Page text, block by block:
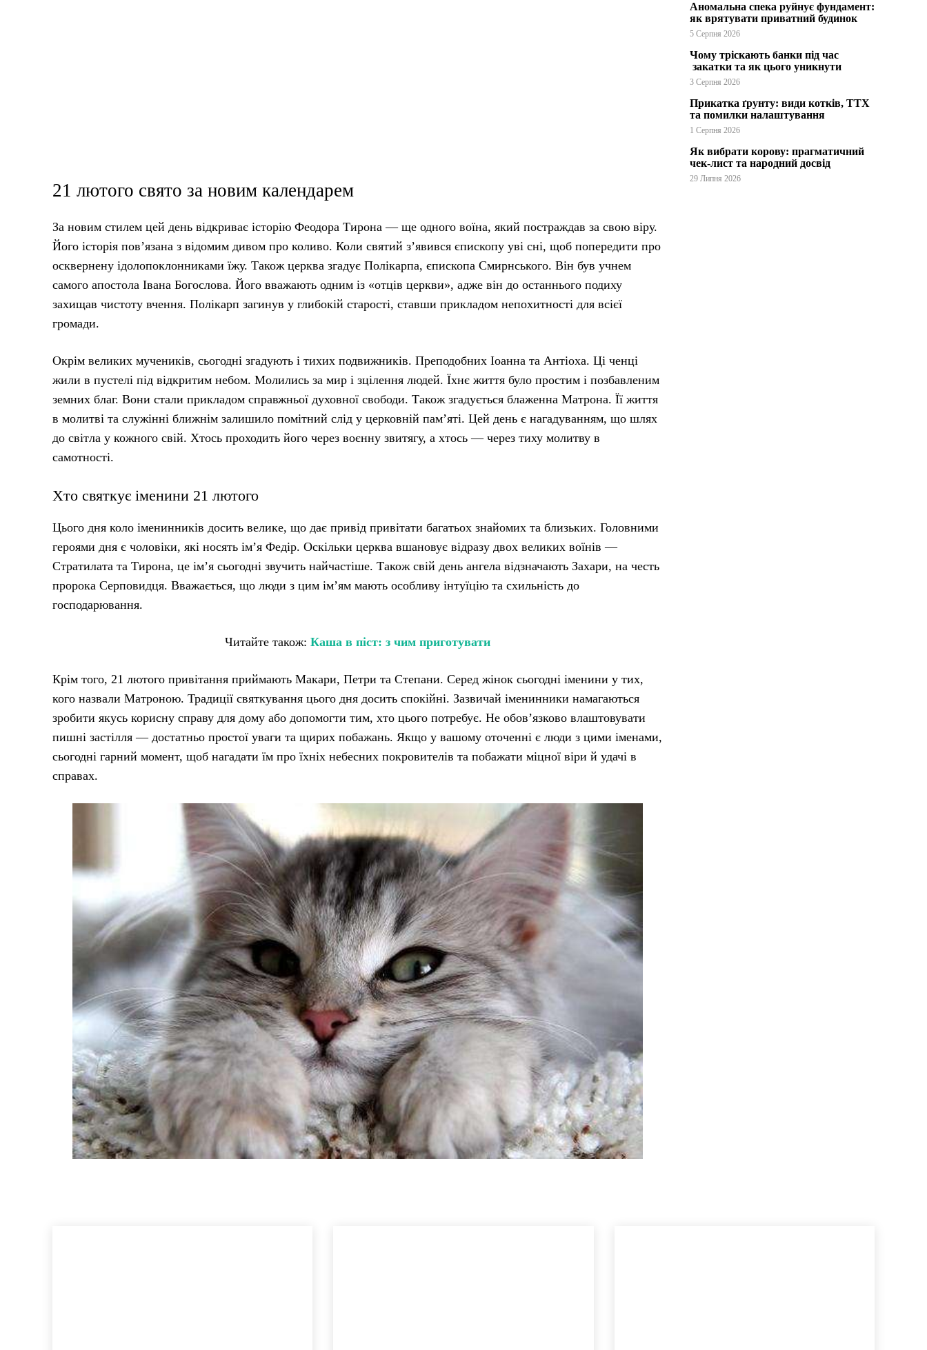
21 лютого свято за новим календарем
За новим стилем цей день відкриває історію Феодора Тирона — ще одного воїна, який постраждав за свою віру.
Його історія пов’язана з відомим дивом про коливо. Коли святий з’явився єпископу уві сні, щоб попередити про
осквернену ідолопоклонниками їжу. Також церква згадує Полікарпа, єпископа Смирнського. Він був учнем
самого апостола Івана Богослова. Його вважають одним із «отців церкви», адже він до останнього подиху
захищав чистоту вчення. Полікарп загинув у глибокій старості, ставши прикладом непохитності для всієї
громади.
Окрім великих мучеників, сьогодні згадують і тихих подвижників. Преподобних Іоанна та Антіоха. Ці ченці
жили в пустелі під відкритим небом. Молились за мир і зцілення людей. Їхнє життя було простим і позбавленим
земних благ. Вони стали прикладом справжньої духовної свободи. Також згадується блаженна Матрона. Її життя
в молитві та служінні ближнім залишило помітний слід у церковній пам’яті. Цей день є нагадуванням, що шлях
до світла у кожного свій. Хтось проходить його через воєнну звитягу, а хтось — через тиху молитву в
самотності.
Хто святкує іменини 21 лютого
Цього дня коло іменинників досить велике, що дає привід привітати багатьох знайомих та близьких. Головними
героями дня є чоловіки, які носять ім’я Федір. Оскільки церква вшановує відразу двох великих воїнів —
Стратилата та Тирона, це ім’я сьогодні звучить найчастіше. Також свій день ангела відзначають Захари, на честь
пророка Серповидця. Вважається, що люди з цим ім’ям мають особливу інтуїцію та схильність до
господарювання.
Читайте також: Каша в піст: з чим приготувати
Крім того, 21 лютого привітання приймають Макари, Петри та Степани. Серед жінок сьогодні іменини у тих,
кого назвали Матроною. Традиції святкування цього дня досить спокійні. Зазвичай іменинники намагаються
зробити якусь корисну справу для дому або допомогти тим, хто цього потребує. Не обов’язково влаштовувати
пишні застілля — достатньо простої уваги та щирих побажань. Якщо у вашому оточенні є люди з цими іменами,
сьогодні гарний момент, щоб нагадати їм про їхніх небесних покровителів та побажати міцної віри й удачі в
справах.
Аномальна спека руйнує фундамент:
як врятувати приватний будинок
5 Серпня 2026
Чому тріскають банки під час
закатки та як цього уникнути
3 Серпня 2026
Прикатка ґрунту: види котків, ТТХ
та помилки налаштування
1 Серпня 2026
Як вибрати корову: прагматичний
чек-лист та народний досвід
29 Липня 2026